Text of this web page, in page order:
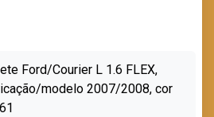
Ford/Courier L 1.6 FLEX,
modelo 2007/2008, cor